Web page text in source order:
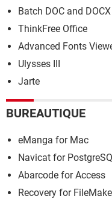
Batch DOC and
ThinkFree Office
Advanced Fonts
Ulysses III
Jarte
BUREAUTIQUE
eManga for Mac
Navicat for
Abarcode for Access
Recovery for